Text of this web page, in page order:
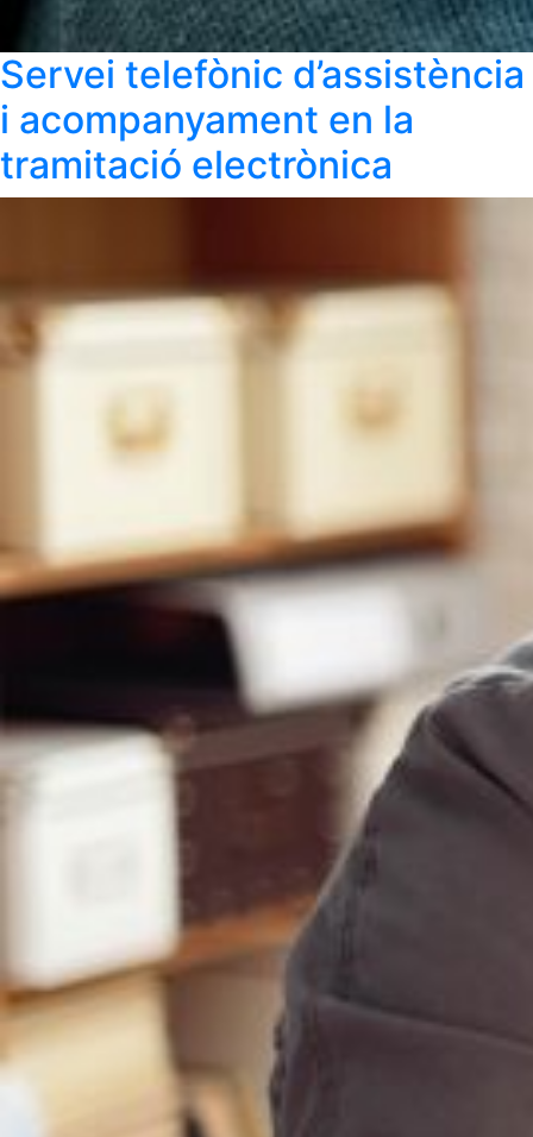
Servei telefònic d’assistència
i acompanyament en la
tramitació electrònica